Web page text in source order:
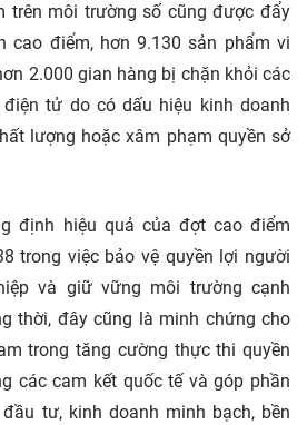
trên môi trường số cũng được đẩy
cao điểm, hơn 9.130 sản phẩm vi
2.000 gian hàng bị chặn khỏi các
tử do có dấu hiệu kinh doanh
lượng hoặc xâm phạm quyền sở
định hiệu quả của đợt cao điểm
trong việc bảo vệ quyền lợi người
và giữ vững môi trường cạnh
thời, đây cũng là minh chứng cho
trong tăng cường thực thi quyền
các cam kết quốc tế và góp phần
tư, kinh doanh minh bạch, bền